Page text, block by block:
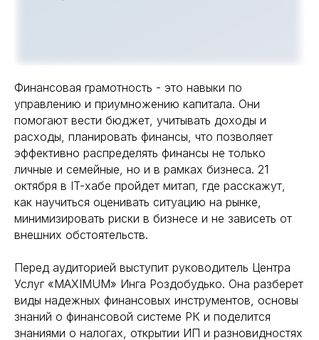
Финансовая грамотность - это навыки по
управлению и приумножению капитала. Они
помогают вести бюджет, учитывать доходы и
расходы, планировать финансы, что позволяет
эффективно распределять финансы не только
личные и семейные, но и в рамках бизнеса. 21
октября в IT-хабе пройдет митап, где расскажут,
как научиться оценивать ситуацию на рынке,
минимизировать риски в бизнесе и не зависеть от
внешних обстоятельств.
Перед аудиторией выступит руководитель Центра
Услуг «MAXIMUM» Инга Роздобудько. Она разберет
виды надежных финансовых инструментов, основы
знаний о финансовой системе РК и поделится
знаниями о налогах, открытии ИП и разновидностях